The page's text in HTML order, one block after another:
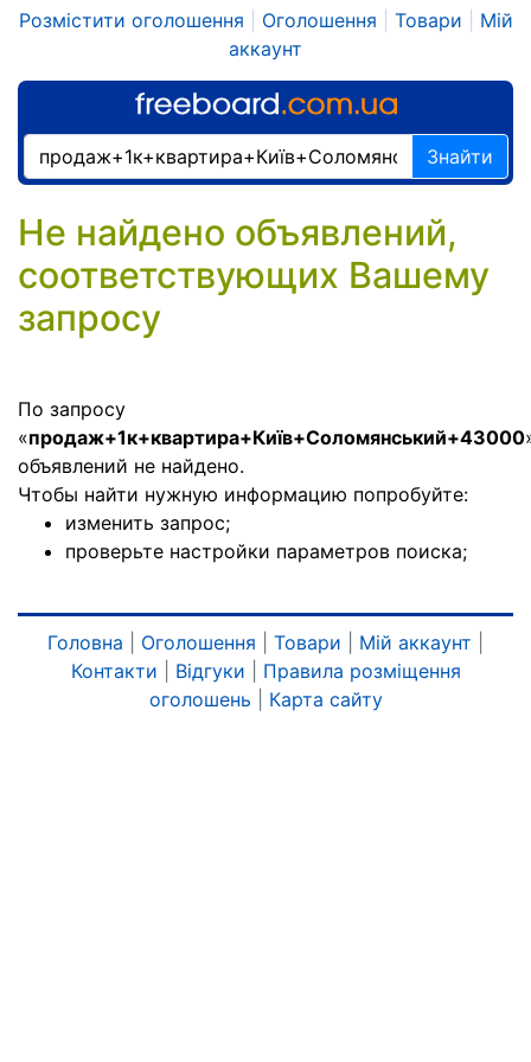
Розмістити оголошення Оголошення Товари
Мій
аккаунт
Знайти
Не найдено объявлений,
соответствующих Вашему
запросу
По запросу
«продаж+1к+квартира+Київ+Соломянський+43000
объявлений не найдено.
Чтобы найти нужную информацию попробуйте:
изменить запрос;
проверьте настройки параметров поиска;
Головна Оголошення Товари Мій аккаунт
Контакти
Відгуки
Правила розміщення
оголошень
Карта сайту